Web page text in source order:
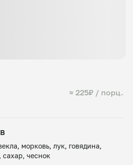
≈ 225₽ / порц.
морковь, лук, говядина,